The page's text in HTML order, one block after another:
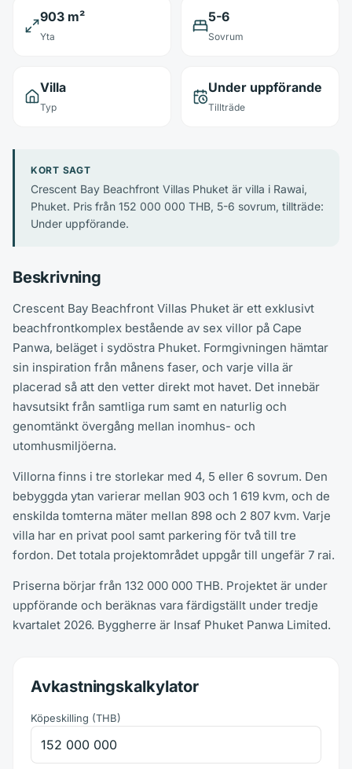
903 m²
Yta
5-6
Sovrum
Villa
Typ
Under uppförande
Tillträde
KORT SAGT
Crescent Bay Beachfront Villas Phuket är villa i Rawai,
Phuket. Pris från 152 000 000 THB, 5-6 sovrum, tillträde:
Under uppförande.
Beskrivning
Crescent Bay Beachfront Villas Phuket är ett exklusivt
beachfrontkomplex bestående av sex villor på Cape
Panwa, beläget i sydöstra Phuket. Formgivningen hämtar
sin inspiration från månens faser, och varje villa är
placerad så att den vetter direkt mot havet. Det innebär
havsutsikt från samtliga rum samt en naturlig och
genomtänkt övergång mellan inomhus- och
utomhusmiljöerna.
Villorna finns i tre storlekar med 4, 5 eller 6 sovrum. Den
bebyggda ytan varierar mellan 903 och 1 619 kvm, och de
enskilda tomterna mäter mellan 898 och 2 807 kvm. Varje
villa har en privat pool samt parkering för två till tre
fordon. Det totala projektområdet uppgår till ungefär 7 rai.
Priserna börjar från 132 000 000 THB. Projektet är under
uppförande och beräknas vara färdigställt under tredje
kvartalet 2026. Byggherre är Insaf Phuket Panwa Limited.
Avkastningskalkylator
Köpeskilling (THB)